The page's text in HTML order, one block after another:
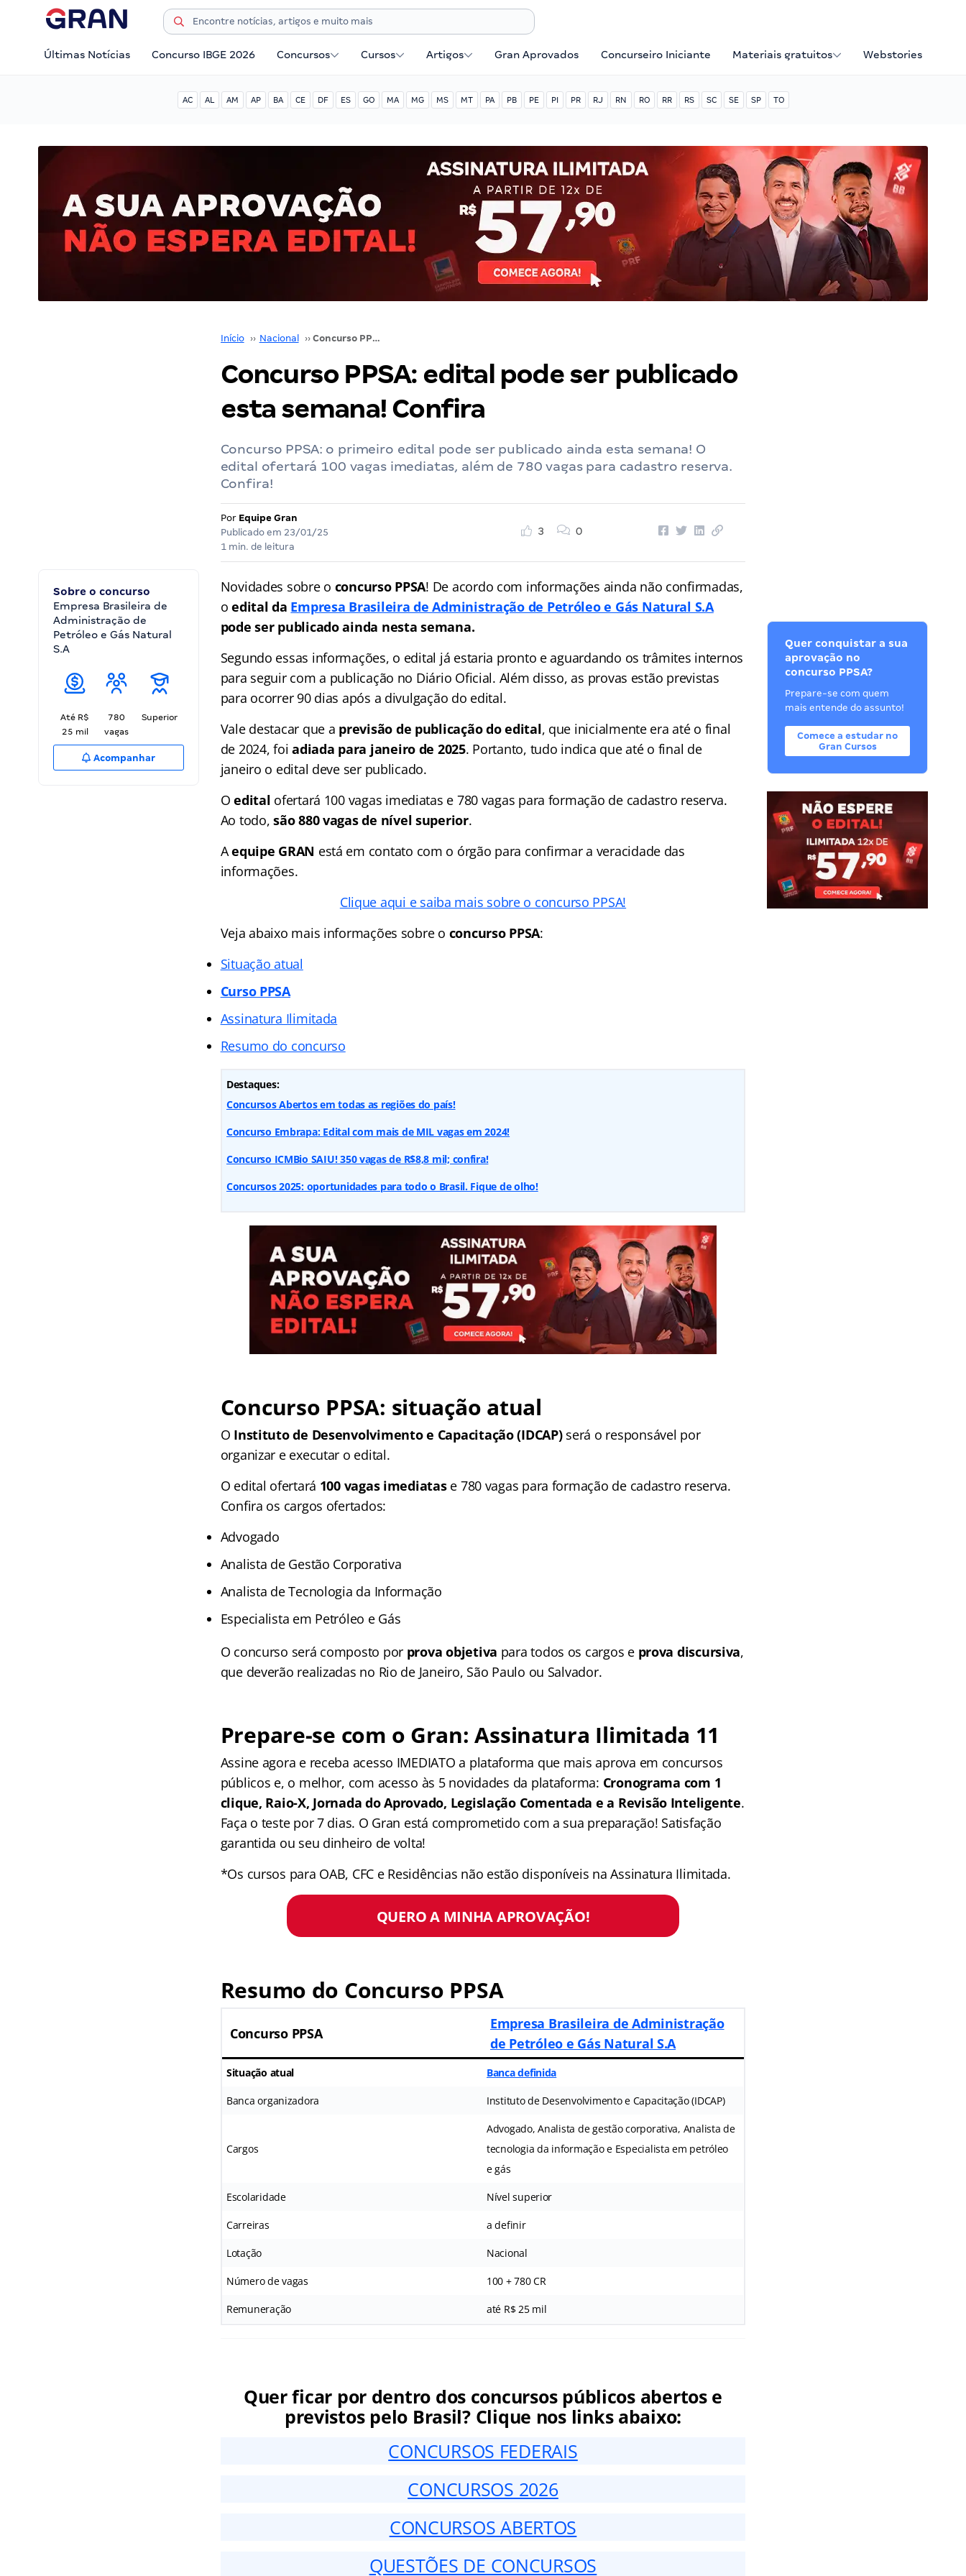
Últimas Notícias Concurso IBGE 2026 Concursos Cursos Artigos Gran Aprovados Concurseiro Iniciante Materiais gratuitos Webstories
AC AL AM AP BA CE DF ES GO MA MG MS MT PA PB PE PI PR RJ RN RO RR RS SC SE SP TO
Início ›› Nacional ›› Concurso PPSA: edital pode ser publicado esta semana! Confira
Concurso PPSA: edital pode ser publicado
esta semana! Confira
Concurso PPSA: o primeiro edital pode ser publicado ainda esta semana! O
edital ofertará 100 vagas imediatas, além de 780 vagas para cadastro reserva.
Confira!
Por Equipe Gran
Publicado em 23/01/25
1 min. de leitura
3 0
Sobre o concurso
Empresa Brasileira de
Administração de
Petróleo e Gás Natural
S.A
Até R$
25 mil
780
vagas
Superior
Acompanhar
Novidades sobre o concurso PPSA! De acordo com informações ainda não confirmadas,
oedital da Empresa Brasileira de Administração de Petróleo e Gás Natural S.A
pode ser publicado ainda nesta semana.
Segundo essas informações, o edital já estaria pronto e aguardando os trâmites internos
para seguir com a publicação no Diário Oficial. Além disso, as provas estão previstas
para ocorrer 90 dias após a divulgação do edital.
Vale destacar que a previsão de publicação do edital, que inicialmente era até o final
de 2024, foiadiada para janeiro de 2025. Portanto, tudo indica que até o final de
janeiro o edital deve ser publicado.
Oedital ofertará 100 vagas imediatas e 780 vagas para formação de cadastro reserva.
Ao todo,são 880 vagas de nível superior.
Aequipe GRAN está em contato com o órgão para confirmar a veracidade das
informações.
Clique aqui e saiba mais sobre o concurso PPSA!
Veja abaixo mais informações sobre o concurso PPSA:
Situação atual
Curso PPSA
Assinatura Ilimitada
Resumo do concurso
Destaques:
Concursos Abertos em todas as regiões do país!
Concurso Embrapa: Edital com mais de MIL vagas em 2024!
Concurso ICMBio SAIU! 350 vagas de R$8,8 mil; confira!
Concursos 2025: oportunidades para todo o Brasil. Fique de olho!
Concurso PPSA: situação atual
O Instituto de Desenvolvimento e Capacitação (IDCAP)será o responsável por
organizar e executar o edital.
O edital ofertará 100 vagas imediatase 780 vagas para formação de cadastro reserva.
Confira os cargos ofertados:
Advogado
Analista de Gestão Corporativa
Analista de Tecnologia da Informação
Especialista em Petróleo e Gás
O concurso será composto por prova objetiva para todos os cargos e prova discursiva,
que deverão realizadas no Rio de Janeiro, São Paulo ou Salvador.
Prepare-se com o Gran: Assinatura Ilimitada 11
Assine agora e receba acesso IMEDIATO a plataforma que mais aprova em concursos
públicos e, o melhor, com acesso às 5 novidades da plataforma: Cronograma com 1
clique, Raio-X, Jornada do Aprovado, Legislação Comentada e a Revisão Inteligente.
Faça o teste por 7 dias. O Gran está comprometido com a sua preparação! Satisfação
garantida ou seu dinheiro de volta!
*Os cursos para OAB, CFC e Residências não estão disponíveis na Assinatura Ilimitada.
QUERO A MINHA APROVAÇÃO!
Resumo do Concurso PPSA
Concurso PPSA
Empresa Brasileira de Administração
de Petróleo e Gás Natural S.A
Situação atual Banca definida
Banca organizadora Instituto de Desenvolvimento e Capacitação (IDCAP)
Cargos
Advogado, Analista de gestão corporativa, Analista de
tecnologia da informação e Especialista em petróleo
e gás
Escolaridade Nível superior
Carreiras a definir
Lotação Nacional
Número de vagas 100 + 780 CR
Remuneração até R$ 25 mil
Quer ficar por dentro dos concursos públicos abertos e
previstos pelo Brasil? Clique nos links abaixo:
CONCURSOS FEDERAIS
CONCURSOS 2026
CONCURSOS ABERTOS
QUESTÕES DE CONCURSOS
Quer conquistar a sua
aprovação no
concurso PPSA?
Prepare-se com quem
mais entende do assunto!
Comece a estudar no
Gran Cursos